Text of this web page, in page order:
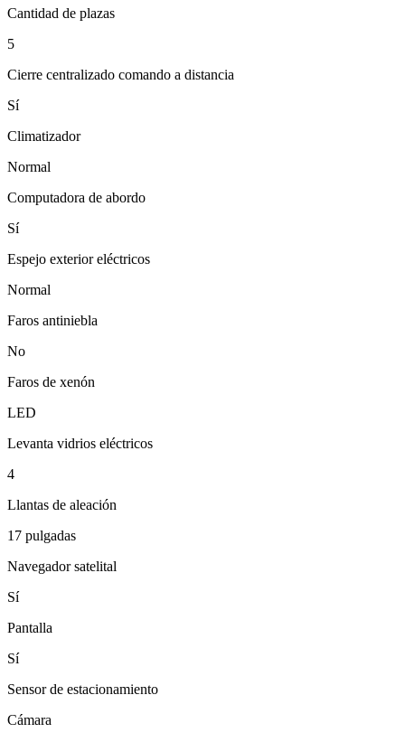
Cantidad de plazas
5
Cierre centralizado comando a distancia
Sí
Climatizador
Normal
Computadora de abordo
Sí
Espejo exterior eléctricos
Normal
Faros antiniebla
No
Faros de xenón
LED
Levanta vidrios eléctricos
4
Llantas de aleación
17 pulgadas
Navegador satelital
Sí
Pantalla
Sí
Sensor de estacionamiento
Cámara